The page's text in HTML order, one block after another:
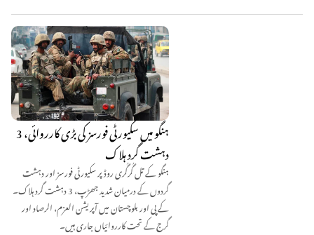
ہنگو میں سکیورٹی فورسز کی بڑی کارروائی، 3
دہشت گرد ہلاک
ہنگو کے تل گُرگُری روڈ پر سکیورٹی فورسز اور دہشت
گردوں کے درمیان شدید جھڑپ، 3 دہشت گرد ہلاک۔
کے پی اور بلوچستان میں آپریشن العزم، الرصاد اور
گرج کے تحت کارروائیاں جاری ہیں۔